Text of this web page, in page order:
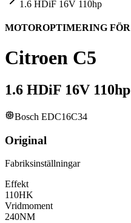
1.6 HDiF 16V 110hp
MOTOROPTIMERING FÖR
Citroen C5
1.6 HDiF 16V 110hp
Bosch EDC16C34
Original
Fabriksinställningar
Effekt
110HK
Vridmoment
240NM